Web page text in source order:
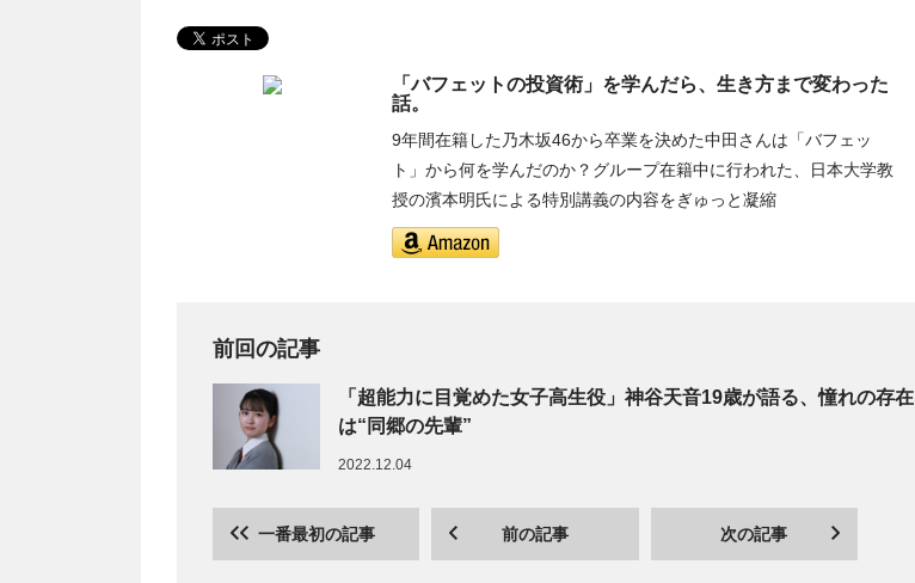
「バフェットの投資術」を学んだら、生き方まで変わった
話。
9年間在籍した乃木坂46から卒業を決めた中田さんは「バフェッ
ト」から何を学んだのか？グループ在籍中に行われた、日本大学教
授の濱本明氏による特別講義の内容をぎゅっと凝縮
前回の記事
「超能力に目覚めた女子高生役」神谷天音19歳が語る、憧れの存在
は“同郷の先輩”
2022.12.04
一番最初の記事 前の記事 次の記事